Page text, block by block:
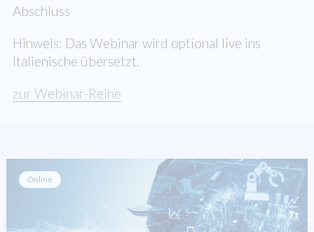
Abschluss
Hinweis: Das Webinar wird optional live ins
Italienische übersetzt.
zur Webinar-Reihe
Online